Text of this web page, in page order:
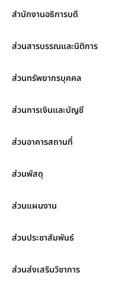
สำนักงานอธิการบดี
ส่วนสารบรรณและนิติการ
ส่วนทรัพยากรบุคคล
ส่วนการเงินและบัญชี
ส่วนอาคารสถานที่
ส่วนพัสดุ
ส่วนแผนงาน
ส่วนประชาสัมพันธ์
ส่วนส่งเสริมวิชาการ